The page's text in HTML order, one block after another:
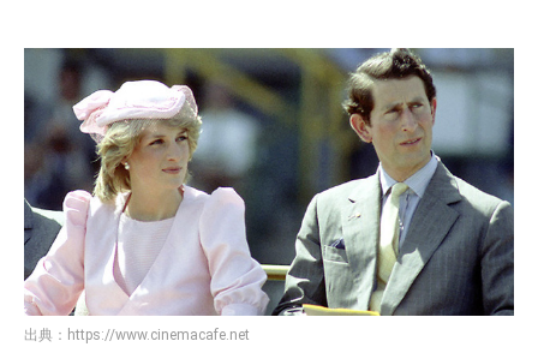
出典： https://www.cinemacafe.net